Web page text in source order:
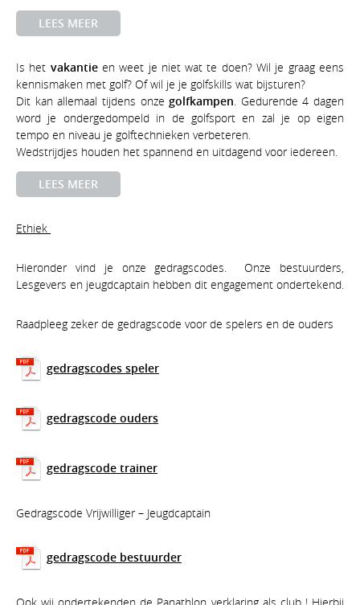
LEES MEER
Is het vakantieen weet je niet wat te doen? Wil je graag eens
kennismaken met golf? Of wil je je golfskills wat bijsturen?
Dit kan allemaal tijdens onzegolfkampen. Gedurende 4 dagen
word je ondergedompeld in de golfsport en zal je op eigen
tempo en niveau je golftechnieken verbeteren.
Wedstrijdjes houden het spannend en uitdagend voor iedereen.
LEES MEER
Ethiek
Hieronder vind je onze gedragscodes. Onze bestuurders,
Lesgevers en jeugdcaptain hebben dit engagement ondertekend.
Raadpleeg zeker de gedragscode voor de spelers en de ouders
gedragscodes speler
gedragscode ouders
gedragscode trainer
Gedragscode Vrijwilliger – Jeugdcaptain
gedragscode bestuurder